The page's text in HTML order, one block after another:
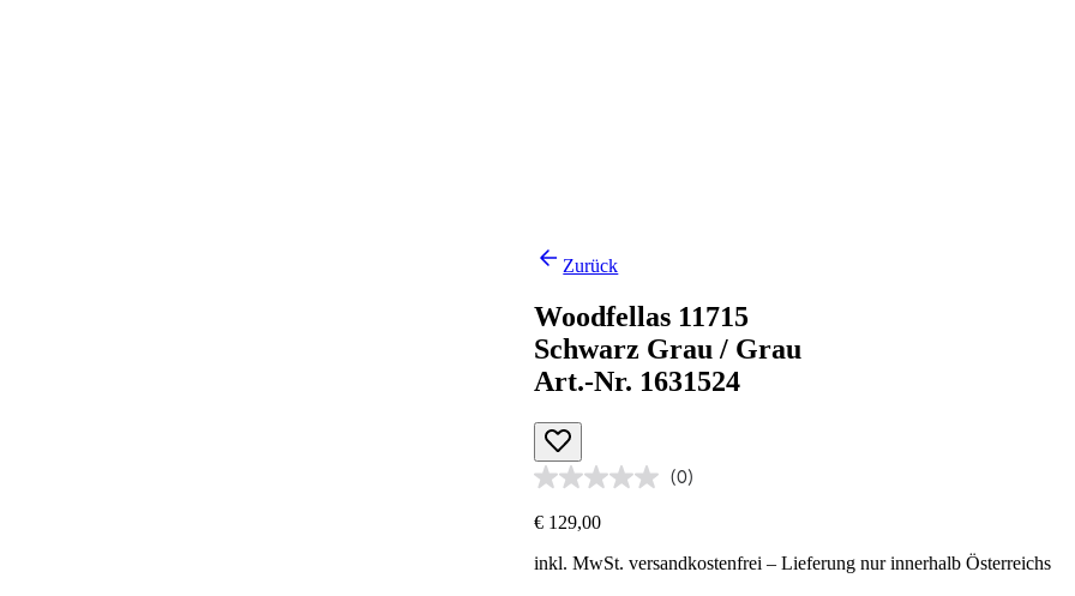
Zurück
Woodfellas 11715
Schwarz Grau / Grau
Art.-Nr. 1631524
(0)
€ 129,00
inkl. MwSt.versandkostenfrei – Lieferung nur innerhalb Österreichs